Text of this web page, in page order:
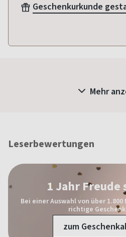
Geschenkurkunde
Mehr
Leserbewertungen
1 Jahr Freude
Bei einer Auswahl von über
richtige
zum